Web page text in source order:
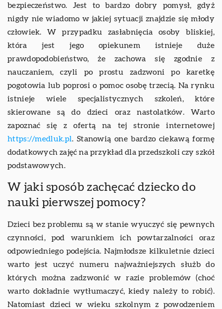
bezpieczeństwo. Jest to bardzo dobry pomysł, gdyż
nigdy nie wiadomo w jakiej sytuacji znajdzie się młody
człowiek. W przypadku zasłabnięcia osoby bliskiej,
która jest jego opiekunem istnieje duże
prawdopodobieństwo, że zachowa się zgodnie z
nauczaniem, czyli po prostu zadzwoni po karetkę
pogotowia lub poprosi o pomoc osobę trzecią. Na rynku
istnieje wiele specjalistycznych szkoleń, które
skierowane są do dzieci oraz nastolatków. Warto
zapoznać się z ofertą na tej stronie internetowej
https://medluk.pl. Stanowią one bardzo ciekawą formę
dodatkowych zajęć na przykład dla przedszkoli czy szkół
podstawowych.
W jaki sposób zachęcać dziecko do
nauki pierwszej pomocy?
Dzieci bez problemu są w stanie wyuczyć się pewnych
czynności, pod warunkiem ich powtarzalności oraz
odpowiedniego podejścia. Najmłodsze kilkuletnie dzieci
warto jest uczyć numeru najważniejszych służb do
których można zadzwonić w razie problemów (choć
warto dokładnie wytłumaczyć, kiedy należy to robić).
Natomiast dzieci w wieku szkolnym z powodzeniem